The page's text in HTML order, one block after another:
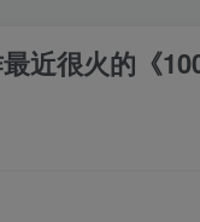
近很火的《